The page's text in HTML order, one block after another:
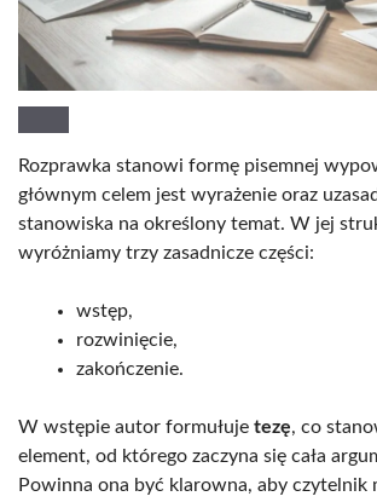
Rozprawka stanowi formę pisemnej
głównym celem jest wyrażenie oraz
stanowiska na określony temat. W jej
wyróżniamy trzy zasadnicze części:
wstęp,
rozwinięcie,
zakończenie.
W wstępie autor formułuje tezę, co
element, od którego zaczyna się cała
Powinna ona być klarowna, aby czytelnik